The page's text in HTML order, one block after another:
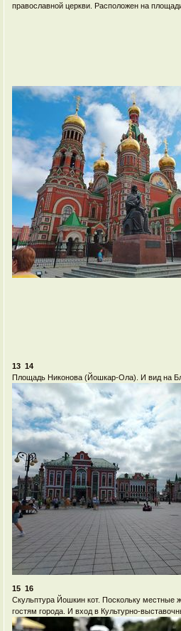
православной церкви. Расположен на
13 14
Площадь Никонова (Йошкар-Ола). И вид на
15 16
Скульптура Йошкин кот. Поскольку местные
гостям города. И вход в Культурно-